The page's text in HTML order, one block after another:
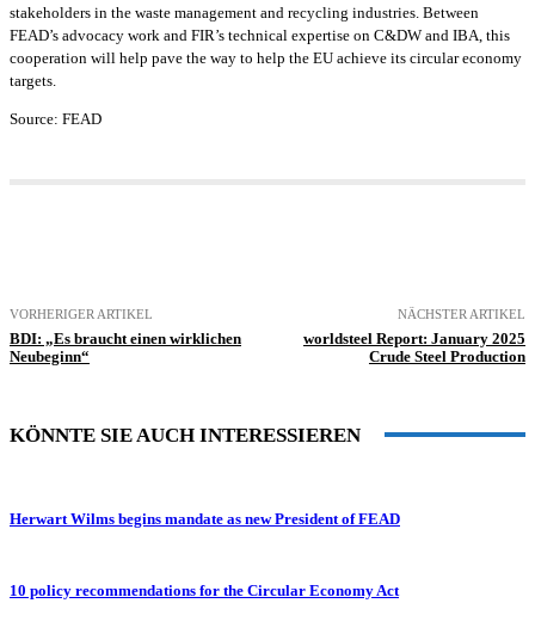
stakeholders in the waste management and recycling industries. Between
FEAD’s advocacy work and FIR’s technical expertise on C&DW and IBA, this
cooperation will help pave the way to help the EU achieve its circular economy
targets.
Source: FEAD
VORHERIGER ARTIKEL
BDI: „Es braucht einen wirklichen
Neubeginn“
NÄCHSTER ARTIKEL
worldsteel Report: January 2025
Crude Steel Production
KÖNNTE SIE AUCH INTERESSIEREN
Herwart Wilms begins mandate as new President of FEAD
10 policy recommendations for the Circular Economy Act